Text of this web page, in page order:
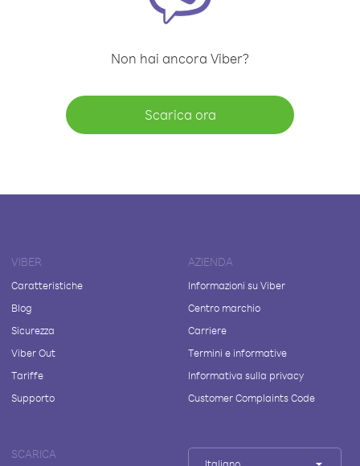
Non hai ancora Viber?
Scarica ora
VIBER
Caratteristiche
Blog
Sicurezza
Viber Out
Tariffe
Supporto
AZIENDA
Informazioni su Viber
Centro marchio
Carriere
Termini e informative
Informativa sulla privacy
Customer Complaints Code
SCARICA